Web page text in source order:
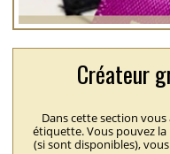
Créateur
Dans cette section
étiquette. Vous pouvez
(si sont disponibles),